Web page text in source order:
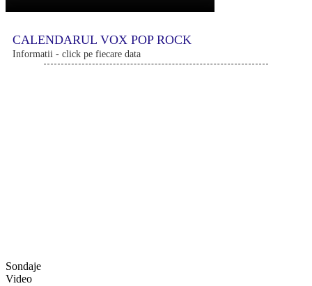
CALENDARUL VOX POP ROCK
Informatii - click pe fiecare data
Sondaje
Video